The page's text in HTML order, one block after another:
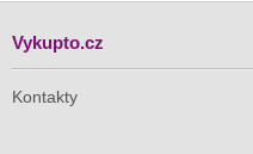
Vykupto.cz
Kontakty